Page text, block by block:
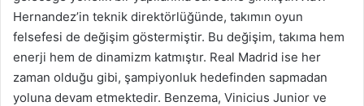
Hernandez’in teknik direktörlüğünde, takımın oyun
felsefesi de değişim göstermiştir. Bu değişim, takıma hem
enerji hem de dinamizm katmıştır. Real Madrid ise her
zaman olduğu gibi, şampiyonluk hedefinden sapmadan
yoluna devam etmektedir. Benzema, Vinicius Junior ve